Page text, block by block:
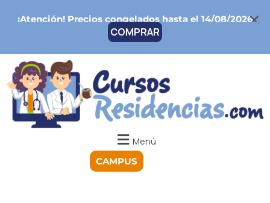
¡Atención!Precios congelados hasta el 14/08/2026
COMPRAR
Menú
CAMPUS